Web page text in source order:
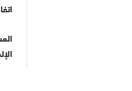
الحدود الشمالية